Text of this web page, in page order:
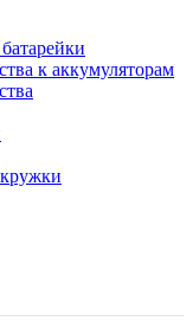
к аккумуляторам